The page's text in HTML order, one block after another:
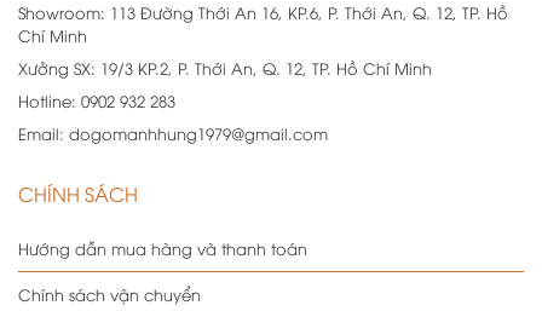
Showroom: 113 Đường Thới An 16, KP.6, P. Thới An, Q. 12, TP. Hồ
Chí Minh
Xưởng SX: 19/3 KP.2, P. Thới An, Q. 12, TP. Hồ Chí Minh
Hotline: 0902 932 283
Email: dogomanhhung1979@gmail.com
CHÍNH SÁCH
Hướng dẫn mua hàng và thanh toán
Chính sách vận chuyển